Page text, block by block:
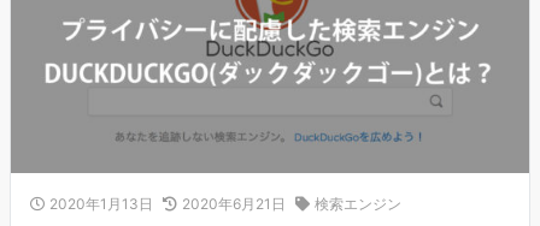
2020年1月13日 2020年6月21日 検索エンジン